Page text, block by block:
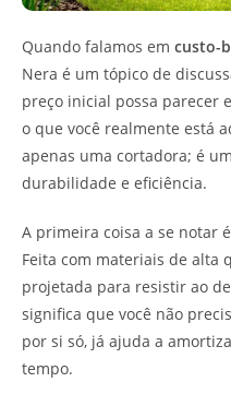
Quando falamos em custo-
Nera é um tópico de
preço inicial possa parecer
o que você realmente está
apenas uma cortadora; é
durabilidade e eficiência.
A primeira coisa a se notar
Feita com materiais de alta
projetada para resistir ao
significa que você não
por si só, já ajuda a
tempo.